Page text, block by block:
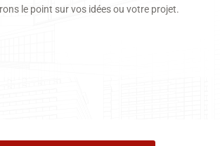
le point sur vos idées ou votre projet.